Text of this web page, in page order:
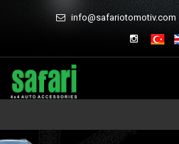
info@safariotomotiv.com